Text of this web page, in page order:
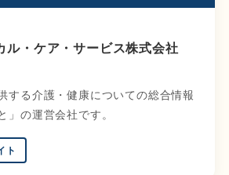
ル・ケア・サービス株式会社
する介護・健康についての総合情報
」の運営会社です。
ト